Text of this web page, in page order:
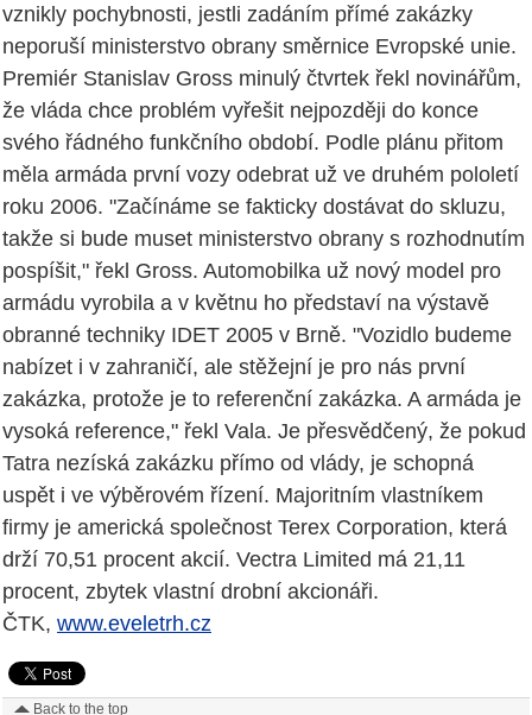
vznikly pochybnosti, jestli zadáním přímé zakázky
neporuší ministerstvo obrany směrnice Evropské unie.
Premiér Stanislav Gross minulý čtvrtek řekl novinářům,
že vláda chce problém vyřešit nejpozději do konce
svého řádného funkčního období. Podle plánu přitom
měla armáda první vozy odebrat už ve druhém pololetí
roku 2006. "Začínáme se fakticky dostávat do skluzu,
takže si bude muset ministerstvo obrany s rozhodnutím
pospíšit," řekl Gross. Automobilka už nový model pro
armádu vyrobila a v květnu ho představí na výstavě
obranné techniky IDET 2005 v Brně. "Vozidlo budeme
nabízet i v zahraničí, ale stěžejní je pro nás první
zakázka, protože je to referenční zakázka. A armáda je
vysoká reference," řekl Vala. Je přesvědčený, že pokud
Tatra nezíská zakázku přímo od vlády, je schopná
uspět i ve výběrovém řízení. Majoritním vlastníkem
firmy je americká společnost Terex Corporation, která
drží 70,51 procent akcií. Vectra Limited má 21,11
procent, zbytek vlastní drobní akcionáři.
ČTK, www.eveletrh.cz
Back to the top